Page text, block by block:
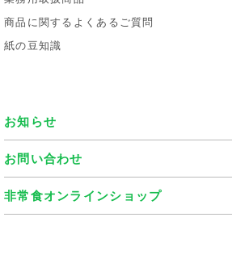
商品に関するよくあるご質問
紙の豆知識
お知らせ
お問い合わせ
非常食オンラインショップ